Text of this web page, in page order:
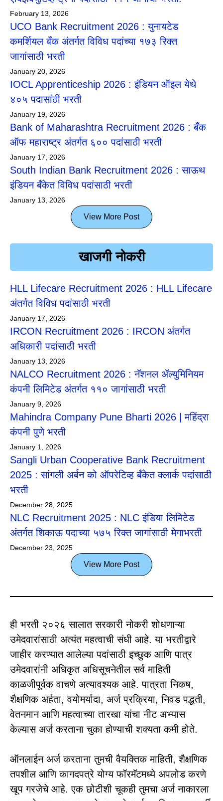
February 13, 2026
UCO Bank Recruitment 2026 : युनायटेड
कमर्शियल बँक अंतर्गत विविध पदांच्या १७३ रिक्त
जागांसाठी भरती
January 20, 2026
IOCL Apprenticeship 2026 : इंडियन ऑइल येथे
४०५ पदासांठी भरती
January 19, 2026
Bank of Maharashtra Recruitment 2026 : बँक
ऑफ महाराष्ट्र अंतर्गत ६०० पदांसाठी भरती
January 17, 2026
South Indian Bank Recruitment 2026 : साऊथ
इंडियन बँकेत विविध पदांसाठी भरती
January 13, 2026
View More Post
खाजगी नोकरी
HLL Lifecare Recruitment 2026 : HLL Lifecare
अंतर्गत विविध पदांसाठी भरती
January 17, 2026
IRCON Recruitment 2026 : IRCON अंतर्गत
अधिकारी पदांसाठी भरती
January 13, 2026
NALCO Recruitment 2026 : नॅशनल ॲल्युमिनियम
कंपनी लिमिटेड अंतर्गत ११० जागांसाठी भरती
January 9, 2026
Mahindra Company Pune Bharti 2026 | महिंद्रा
कंपनी पुणे भरती
January 1, 2026
Sangli Urban Cooperative Bank Recruitment
2025 : सांगली अर्बन को ऑपरेटिव्ह बँकेत क्लार्क पदांसाठी
भरती
December 28, 2025
NLC Recruitment 2025 : NLC इंडिया लिमिटेड
अंतर्गत शिकाऊ पदाच्या ५७५ रिक्त जागांसाठी मेगाभरती
December 23, 2025
View More Post
ही भरती २०२६ सालात सरकारी नोकरी शोधणाऱ्या
उमेदवारांसाठी अत्यंत महत्वाची संधी आहे. या भरतीद्वारे
जाहीर करण्यात आलेल्या पदांसाठी इच्छुक आणि पात्र
उमेदवारांनी अधिकृत अधिसूचनेतील सर्व माहिती
काळजीपूर्वक वाचणे अत्यावश्यक आहे. पात्रता निकष,
शैक्षणिक अर्हता, वयोमर्यादा, अर्ज प्रक्रिया, निवड पद्धती,
वेतनमान आणि महत्वाच्या तारखा यांचा नीट अभ्यास
केल्यास अर्ज करताना चुका होण्याची शक्यता कमी होते.
ऑनलाईन अर्ज करताना तुमची वैयक्तिक माहिती, शैक्षणिक
तपशील आणि कागदपत्रे योग्य फॉरमॅटमध्ये अपलोड करणे
खूप गरजेचे आहे. एक छोटीशी चूकही तुमचा अर्ज नाकारला